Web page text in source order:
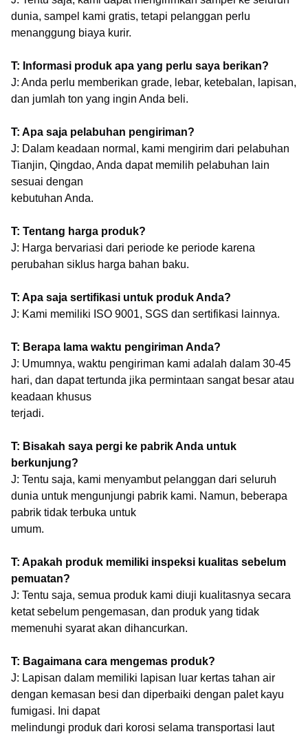
dunia, sampel kami gratis, tetapi pelanggan perlu
menanggung biaya kurir.
T: Informasi produk apa yang perlu saya berikan?
J: Anda perlu memberikan grade, lebar, ketebalan, lapisan,
dan jumlah ton yang ingin Anda beli.
T: Apa saja pelabuhan pengiriman?
J: Dalam keadaan normal, kami mengirim dari pelabuhan
Tianjin, Qingdao, Anda dapat memilih pelabuhan lain
sesuai dengan
kebutuhan Anda.
T: Tentang harga produk?
J: Harga bervariasi dari periode ke periode karena
perubahan siklus harga bahan baku.
T: Apa saja sertifikasi untuk produk Anda?
J: Kami memiliki ISO 9001, SGS dan sertifikasi lainnya.
T: Berapa lama waktu pengiriman Anda?
J: Umumnya, waktu pengiriman kami adalah dalam 30-45
hari, dan dapat tertunda jika permintaan sangat besar atau
keadaan khusus
terjadi.
T: Bisakah saya pergi ke pabrik Anda untuk
berkunjung?
J: Tentu saja, kami menyambut pelanggan dari seluruh
dunia untuk mengunjungi pabrik kami. Namun, beberapa
pabrik tidak terbuka untuk
umum.
T: Apakah produk memiliki inspeksi kualitas sebelum
pemuatan?
J: Tentu saja, semua produk kami diuji kualitasnya secara
ketat sebelum pengemasan, dan produk yang tidak
memenuhi syarat akan dihancurkan.
T: Bagaimana cara mengemas produk?
J: Lapisan dalam memiliki lapisan luar kertas tahan air
dengan kemasan besi dan diperbaiki dengan palet kayu
fumigasi. Ini dapat
melindungi produk dari korosi selama transportasi laut